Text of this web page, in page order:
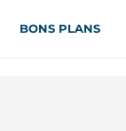
BONS PLANS